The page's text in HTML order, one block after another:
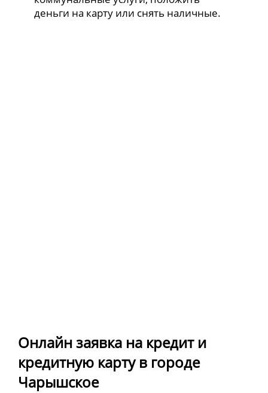
деньги на карту или снять наличные.
Онлайн заявка на кредит и
кредитную карту в городе
Чарышское